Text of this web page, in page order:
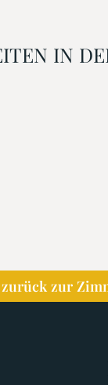
IN
zurück zur